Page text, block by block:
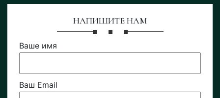
НАПИШИТЕ НАМ
Ваше имя
Ваш Email